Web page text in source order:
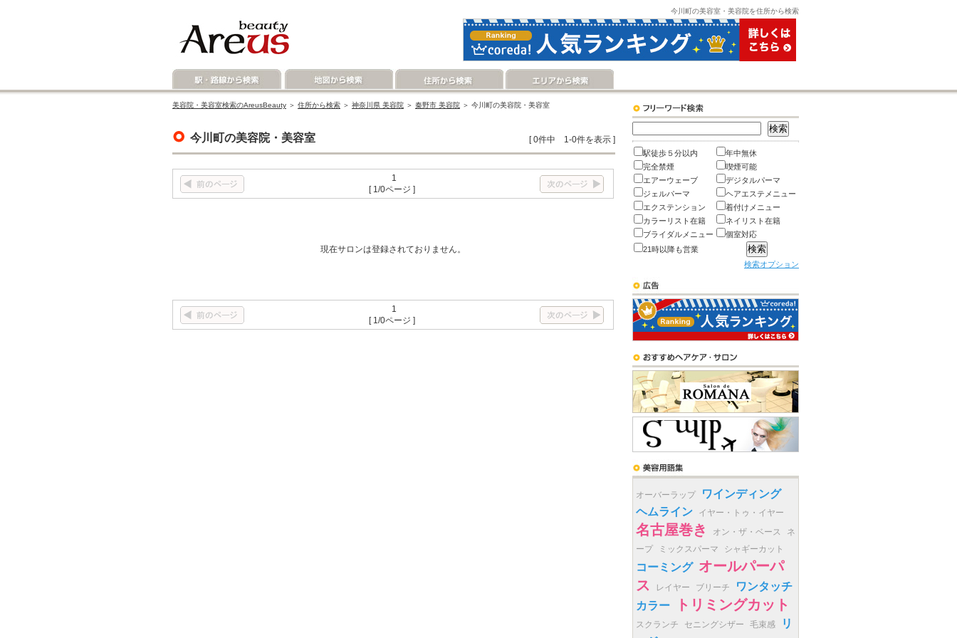
今川町の美容室・美容院を住所から検索
美容院・美容室検索のAreusBeauty ＞ 住所から検索 ＞ 神奈川県 美容院 ＞ 秦野市 美容院 ＞ 今川町の美容院・美容室
今川町の美容院・美容室 [ 0件中 1-0件を表示 ]
1
[ 1/0ページ ]
現在サロンは登録されておりません。
1
[ 1/0ページ ]
駅徒歩５分以内
年中無休
完全禁煙
喫煙可能
エアーウェーブ
デジタルパーマ
ジェルパーマ
ヘアエステメニュー
エクステンション
着付けメニュー
カラーリスト在籍
ネイリスト在籍
ブライダルメニュー
個室対応
21時以降も営業
検索オプション
オーバーラップ
ワインディング
ヘムライン
イヤー・トゥ・イヤー
名古屋巻き オン・ザ・ベース
ネ
ープ
ミックスパーマ シャギーカット
コーミング オールパーパ
ス
レイヤー ブリーチ
ワンタッチ
カラー
トリミングカット
スクランチ セニングシザー 毛束感
リ